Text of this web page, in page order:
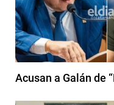
Acusan a Galán de